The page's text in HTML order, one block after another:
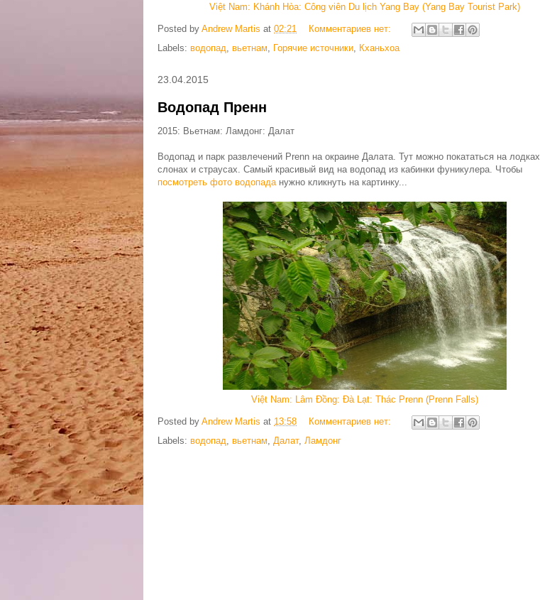
Việt Nam: Khánh Hòa: Công viên Du lịch Yang Bay (Yang Bay Tourist Park)
Posted by Andrew Martis at 02:21
Комментариев нет:
Labels: водопад вьетнам Горячие источники Кханьхоа
23.04.2015
Водопад Пренн
2015: Вьетнам: Ламдонг: Далат
Водопад и парк развлечений Prenn на окраине Далата. Тут можно покататься на лодках,
слонах и страусах. Самый красивый вид на водопад из кабинки фуникулера. Чтобы
посмотреть фото водопада нужно кликнуть на картинку...
Việt Nam: Lâm Đồng: Đà Lạt: Thác Prenn (Prenn Falls)
Posted by Andrew Martis at 13:58
Комментариев нет:
Labels: водопад вьетнам Далат, Ламдонг